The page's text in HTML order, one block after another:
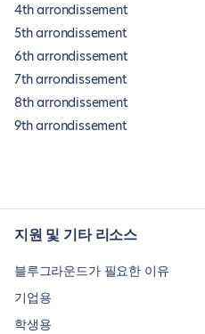
4th arrondissement
5th arrondissement
6th arrondissement
7th arrondissement
8th arrondissement
9th arrondissement
지원 및 기타 리소스
블루그라운드가 필요한 이유
기업용
학생용